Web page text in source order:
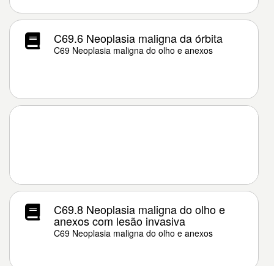
C69.6 Neoplasia maligna da órbita
C69 Neoplasia maligna do olho e anexos
C69.8 Neoplasia maligna do olho e
anexos com lesão invasiva
C69 Neoplasia maligna do olho e anexos